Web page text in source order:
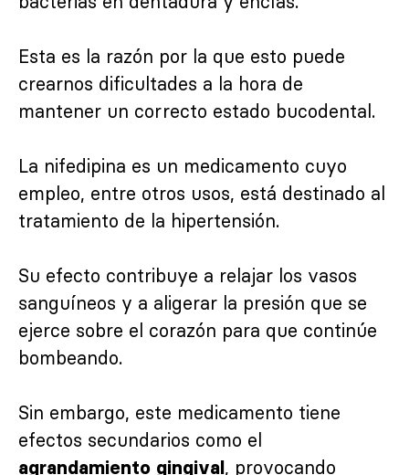
Esta es la razón por la que esto puede
crearnos dificultades a la hora de
mantener un correcto estado bucodental.
La nifedipina es un medicamento cuyo
empleo, entre otros usos, está destinado al
tratamiento de la hipertensión.
Su efecto contribuye a relajar los vasos
sanguíneos y a aligerar la presión que se
ejerce sobre el corazón para que continúe
bombeando.
Sin embargo, este medicamento tiene
efectos secundarios como el
agrandamiento gingival, provocando